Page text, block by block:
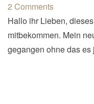
2 Comments
Hallo ihr Lieben,
mitbekommen. Mein
gegangen ohne das